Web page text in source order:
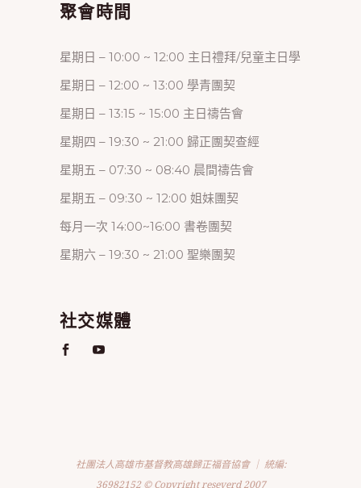
聚會時間
星期日 – 10:00 ~ 12:00 主日禮拜/兒童主日學
星期日 – 12:00 ~ 13:00 學青團契
星期日 – 13:15 ~ 15:00 主日禱告會
星期四 – 19:30 ~ 21:00 歸正團契查經
星期五 – 07:30 ~ 08:40 晨間禱告會
星期五 – 09:30 ~ 12:00 姐妹團契
每月一次 14:00~16:00 書卷團契
星期六 – 19:30 ~ 21:00 聖樂團契
社交媒體
社團法人高雄市基督教高雄歸正福音協會 ｜ 統編:
36982152 © Copyright reseverd 2007